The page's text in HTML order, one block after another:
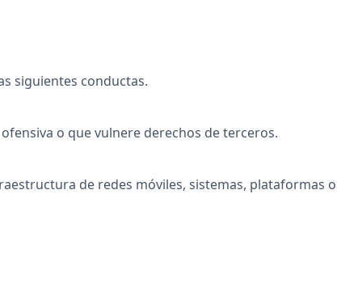
siguientes conductas.
o que vulnere derechos de terceros.
de redes móviles, sistemas, plataformas